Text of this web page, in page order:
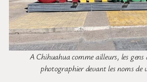
A Chihuahua comme ailleurs, les gens
photographier devant les noms de